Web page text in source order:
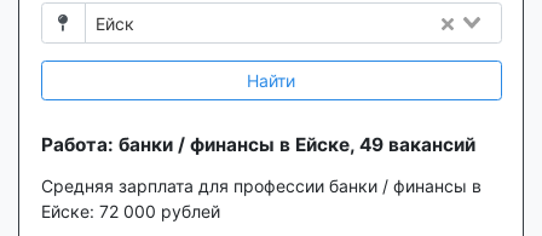
Ейск
Найти
Работа: банки / финансы в Ейске, 49 вакансий
Средняя зарплата для профессии банки / финансы в
Ейске: 72 000 рублей